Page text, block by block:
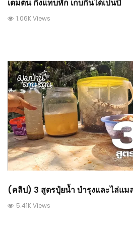
เต็มต้น กิ่งแทบหัก เก็บกินได้เป็นปี
1.06K Views
(คลิป) 3 สูตรปุ๋ยน้ำ บำรุงและไล่แม
5.41K Views